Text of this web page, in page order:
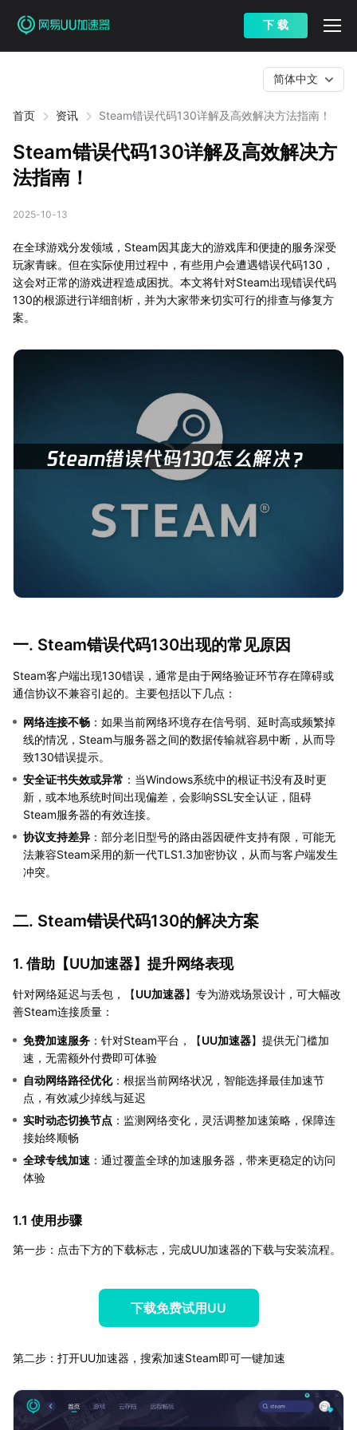
下 载
首页 资讯 Steam错误代码130详解及高效解决方法指南！
简体中文
Steam错误代码130详解及高效解决方
法指南！
2025-10-13
在全球游戏分发领域，Steam因其庞大的游戏库和便捷的服务深受
玩家青睐。但在实际使用过程中，有些用户会遭遇错误代码130，
这会对正常的游戏进程造成困扰。本文将针对Steam出现错误代码
130的根源进行详细剖析，并为大家带来切实可行的排查与修复方
案。
一. Steam错误代码130出现的常见原因
Steam客户端出现130错误，通常是由于网络验证环节存在障碍或
通信协议不兼容引起的。主要包括以下几点：
网络连接不畅 ：如果当前网络环境存在信号弱、延时高或频繁掉
线的情况，Steam与服务器之间的数据传输就容易中断，从而导
致130错误提示。
安全证书失效或异常 ：当Windows系统中的根证书没有及时更
新，或本地系统时间出现偏差，会影响SSL安全认证，阻碍
Steam服务器的有效连接。
协议支持差异 ：部分老旧型号的路由器因硬件支持有限，可能无
法兼容Steam采用的新一代TLS1.3加密协议，从而与客户端发生
冲突。
二. Steam错误代码130的解决方案
1. 借助【UU加速器】提升网络表现
针对网络延迟与丢包，【UU加速器】专为游戏场景设计，可大幅改
善Steam连接质量：
免费加速服务 ：针对Steam平台，【UU加速器】提供无门槛加
速，无需额外付费即可体验
自动网络路径优化：根据当前网络状况，智能选择最佳加速节
点，有效减少掉线与延迟
实时动态切换节点 ：监测网络变化，灵活调整加速策略，保障连
接始终顺畅
全球专线加速 ：通过覆盖全球的加速服务器，带来更稳定的访问
体验
1.1 使用步骤
第一步：点击下方的下载标志，完成UU加速器的下载与安装流程。
下载免费试用UU
第二步：打开UU加速器，搜索加速Steam即可一键加速